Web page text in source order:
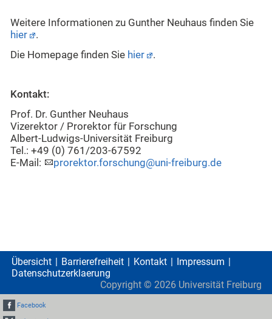
Weitere Informationen zu Gunther Neuhaus finden Sie
hier
.
Die Homepage finden Sie hier .
Kontakt:
Prof. Dr. Gunther Neuhaus
Vizerektor / Prorektor für Forschung
Albert-Ludwigs-Universität Freiburg
Tel.: +49 (0) 761/203-67592
E-Mail:
prorektor.forschung@uni-freiburg.de
Übersicht Barrierefreiheit Kontakt
Impressum
Datenschutzerklaerung
Copyright © 2026 Universität Freiburg
Facebook